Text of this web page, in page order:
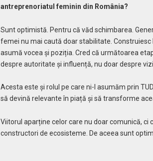
antreprenoriatul feminin din România?
Sunt optimistă. Pentru că văd schimbarea.
femei nu mai caută doar stabilitate.
asumă vocea și poziția. Cred că următoarea
despre autoritate și influență, nu doar despre
Acesta este și rolul pe care ni-l asumăm prin
să devină relevante în piață și să transforme
Viitorul aparține celor care nu doar comunică, ci
constructori de ecosisteme. De aceea sunt